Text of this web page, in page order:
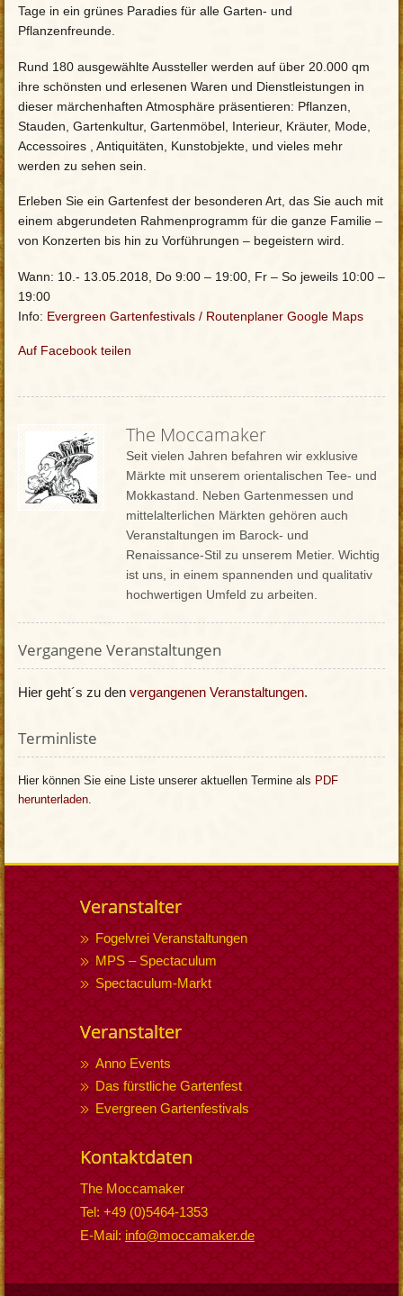
Tage in ein grünes Paradies für alle Garten- und
Pflanzenfreunde.
Rund 180 ausgewählte Aussteller werden auf über 20.000 qm
ihre schönsten und erlesenen Waren und Dienstleistungen in
dieser märchenhaften Atmosphäre präsentieren: Pflanzen,
Stauden, Gartenkultur, Gartenmöbel, Interieur, Kräuter, Mode,
Accessoires , Antiquitäten, Kunstobjekte, und vieles mehr
werden zu sehen sein.
Erleben Sie ein Gartenfest der besonderen Art, das Sie auch mit
einem abgerundeten Rahmenprogramm für die ganze Familie –
von Konzerten bis hin zu Vorführungen – begeistern wird.
Wann: 10.- 13.05.2018, Do 9:00 – 19:00, Fr – So jeweils 10:00 –
19:00
Info: Evergreen Gartenfestivals / Routenplaner Google Maps
Auf Facebook teilen
The Moccamaker
Seit vielen Jahren befahren wir exklusive
Märkte mit unserem orientalischen Tee- und
Mokkastand. Neben Gartenmessen und
mittelalterlichen Märkten gehören auch
Veranstaltungen im Barock- und
Renaissance-Stil zu unserem Metier. Wichtig
ist uns, in einem spannenden und qualitativ
hochwertigen Umfeld zu arbeiten.
Vergangene Veranstaltungen
Hier geht´s zu den vergangenen Veranstaltungen.
Terminliste
Hier können Sie eine Liste unserer aktuellen Termine als PDF
herunterladen.
Veranstalter
Fogelvrei Veranstaltungen
MPS – Spectaculum
Spectaculum-Markt
Veranstalter
Anno Events
Das fürstliche Gartenfest
Evergreen Gartenfestivals
Kontaktdaten
The Moccamaker
Tel: +49 (0)5464-1353
E-Mail: info@moccamaker.de